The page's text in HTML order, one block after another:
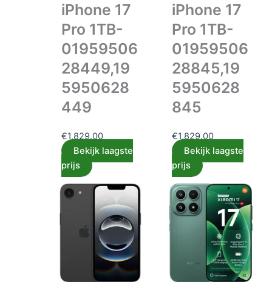
iPhone 17
Pro 1TB-
01959506
28449,19
5950628
449
€1,829.00
Bekijk laagste
prijs
iPhone 17
Pro 1TB-
01959506
28845,19
5950628
845
€1,829.00
Bekijk laagste
prijs